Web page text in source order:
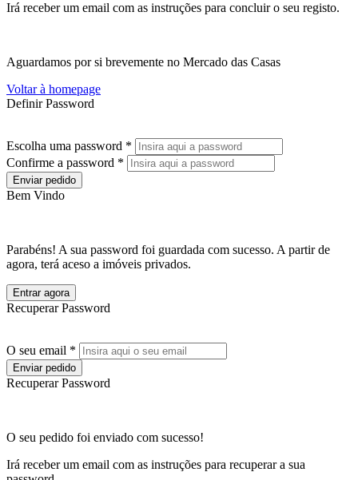
Irá receber um email com as instruções para concluir o seu registo.
Aguardamos por si brevemente no Mercado das Casas
Voltar à homepage
Definir Password
Escolha uma password *
Confirme a password *
Enviar pedido
Bem Vindo
Parabéns! A sua password foi guardada com sucesso. A partir de
agora, terá aceso a imóveis privados.
Entrar agora
Recuperar Password
O seu email *
Enviar pedido
Recuperar Password
O seu pedido foi enviado com sucesso!
Irá receber um email com as instruções para recuperar a sua